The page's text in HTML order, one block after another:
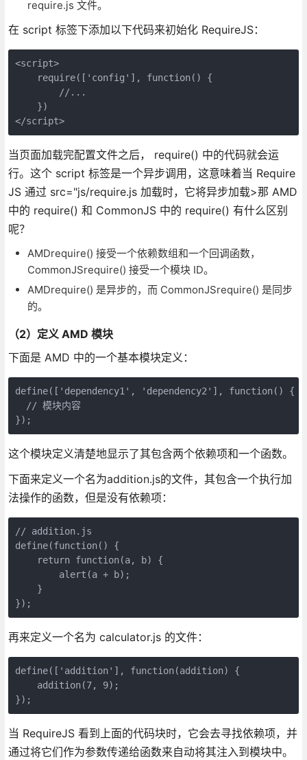
require.js 文件。
在 script 标签下添加以下代码来初始化 RequireJS：
<script>
    require(['config'], function() {
        //...
    })
</script>
当页面加载完配置文件之后， require() 中的代码就会运
行。这个 script 标签是一个异步调用，这意味着当 Require
JS 通过 src="js/require.js 加载时，它将异步加载>那 AMD
中的 require() 和 CommonJS 中的 require() 有什么区别
呢？
AMDrequire() 接受一个依赖数组和一个回调函数，
CommonJSrequire() 接受一个模块 ID。
AMDrequire() 是异步的，而 CommonJSrequire() 是同步
的。
（2）定义 AMD 模块
下面是 AMD 中的一个基本模块定义：
define(['dependency1', 'dependency2'], function() {
  // 模块内容
});
这个模块定义清楚地显示了其包含两个依赖项和一个函数。
下面来定义一个名为addition.js的文件，其包含一个执行加
法操作的函数，但是没有依赖项：
// addition.js
define(function() {
    return function(a, b) {
        alert(a + b);
    }
});
再来定义一个名为 calculator.js 的文件：
define(['addition'], function(addition) {
    addition(7, 9);
});
当 RequireJS 看到上面的代码块时，它会去寻找依赖项，并
通过将它们作为参数传递给函数来自动将其注入到模块中。